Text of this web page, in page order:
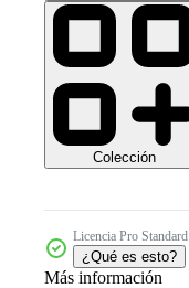
Colección
Licencia Pro Standard
¿Qué es esto?
Más información